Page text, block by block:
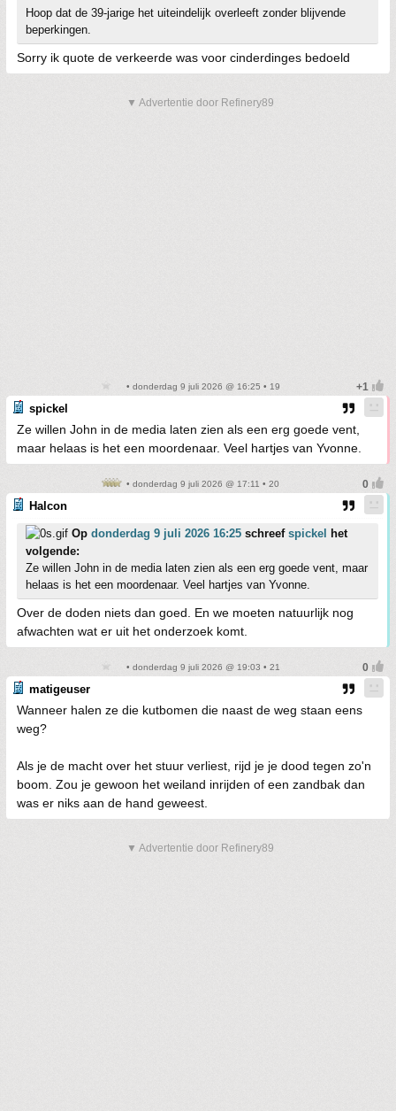
Hoop dat de 39-jarige het uiteindelijk overleeft zonder blijvende
beperkingen.
Sorry ik quote de verkeerde was voor cinderdinges bedoeld
▼ Advertentie door Refinery89
• donderdag 9 juli 2026 @ 16:25 • 19
spickel
Ze willen John in de media laten zien als een erg goede vent,
maar helaas is het een moordenaar. Veel hartjes van Yvonne.
• donderdag 9 juli 2026 @ 17:11 • 20
Halcon
Op donderdag 9 juli 2026 16:25 schreef spickel
het
volgende:
Ze willen John in de media laten zien als een erg goede vent, maar
helaas is het een moordenaar. Veel hartjes van Yvonne.
Over de doden niets dan goed. En we moeten natuurlijk nog
afwachten wat er uit het onderzoek komt.
• donderdag 9 juli 2026 @ 19:03 • 21
matigeuser
Wanneer halen ze die kutbomen die naast de weg staan eens
weg?
Als je de macht over het stuur verliest, rijd je je dood tegen zo'n
boom. Zou je gewoon het weiland inrijden of een zandbak dan
was er niks aan de hand geweest.
▼ Advertentie door Refinery89